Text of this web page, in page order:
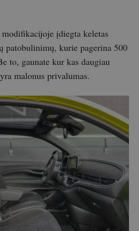
įdiegta keletas
patobulinimų, kurie pagerina 500
to, gaunate kur kas daugiau
malonus privalumas.